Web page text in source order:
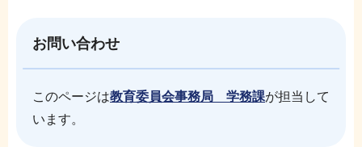
お問い合わせ
このページは教育委員会事務局 学務課が担当して
います。